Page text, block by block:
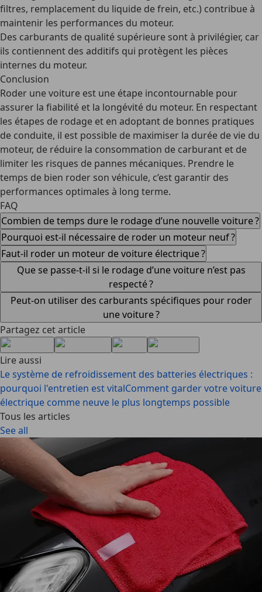
filtres, remplacement du liquide de frein, etc.) contribue à
maintenir les performances du moteur.
Des carburants de qualité supérieure sont à privilégier, car
ils contiennent des additifs qui protègent les pièces
internes du moteur.
Conclusion
Roder une voiture est une étape incontournable pour
assurer la fiabilité et la longévité du moteur. En respectant
les étapes de rodage et en adoptant de bonnes pratiques
de conduite, il est possible de maximiser la durée de vie du
moteur, de réduire la consommation de carburant et de
limiter les risques de pannes mécaniques. Prendre le
temps de bien roder son véhicule, c’est garantir des
performances optimales à long terme.
FAQ
Combien de temps dure le rodage d’une nouvelle voiture ?
Pourquoi est-il nécessaire de roder un moteur neuf ?
Faut-il roder un moteur de voiture électrique ?
Que se passe-t-il si le rodage d’une voiture n’est pas
respecté ?
Peut-on utiliser des carburants spécifiques pour roder
une voiture ?
Partagez cet article
Lire aussi
Le système de refroidissement des batteries électriques :
pourquoi l'entretien est vitalComment garder votre voiture
électrique comme neuve le plus longtemps possible
Tous les articles
See all